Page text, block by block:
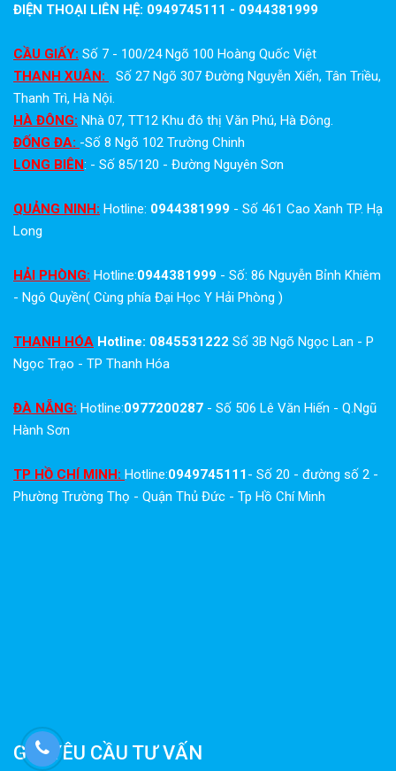
ĐIỆN THOẠI LIÊN HỆ: 0949745111 - 0944381999
CẦU GIẤY: Số 7 - 100/24 Ngõ 100 Hoàng Quốc Việt
THANH XUÂN:
Số 27 Ngõ 307 Đường Nguyễn Xiển, Tân Triều,
Thanh Trì, Hà Nội.
HÀ ĐÔNG: Nhà 07, TT12 Khu đô thị Văn Phú, Hà Đông.
ĐỐNG ĐA: -Số 8 Ngõ 102 Trường Chinh
LONG BIÊN: - Số 85/120 - Đường Nguyên Sơn
QUẢNG NINH: Hotline: 0944381999 - Số 461 Cao Xanh TP. Hạ
Long
HẢI PHÒNG: Hotline:0944381999 - Số: 86 Nguyễn Bỉnh Khiêm
- Ngô Quyền( Cùng phía Đại Học Y Hải Phòng )
THANH HÓA Hotline: 0845531222 Số 3B Ngõ Ngọc Lan - P
Ngọc Trạo - TP Thanh Hóa
ĐÀ NẴNG: Hotline:0977200287 - Số 506 Lê Văn Hiến - Q.Ngũ
Hành Sơn
TP HỒ CHÍ MINH: Hotline:0949745111- Số 20 - đường số 2 -
Phường Trường Thọ - Quận Thủ Đức - Tp Hồ Chí Minh
GỬI YÊU CẦU TƯ VẤN